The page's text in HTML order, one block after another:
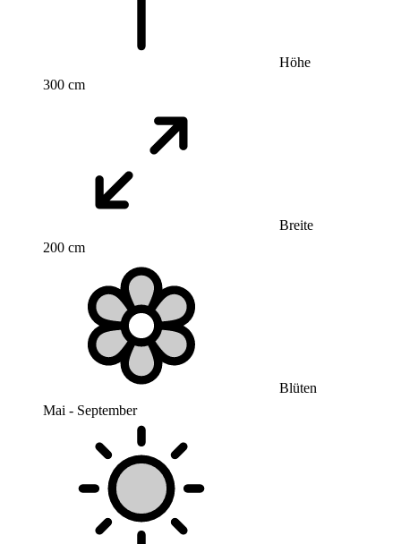
Höhe
300 cm
Breite
200 cm
Blüten
Mai - September